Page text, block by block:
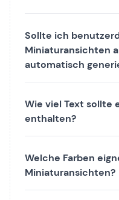
Sollte ich
Miniaturansichten
automatisch
Wie viel Text sollte
enthalten?
Welche Farben
Miniaturansichten?